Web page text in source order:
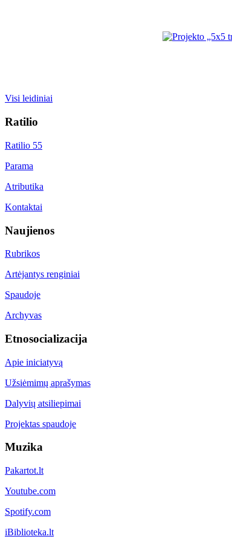
Visi leidiniai
Ratilio
Ratilio 55
Parama
Atributika
Kontaktai
Naujienos
Rubrikos
Artėjantys renginiai
Spaudoje
Archyvas
Etnosocializacija
Apie iniciatyvą
Užsiėmimų aprašymas
Dalyvių atsiliepimai
Projektas spaudoje
Muzika
Pakartot.lt
Youtube.com
Spotify.com
iBiblioteka.lt